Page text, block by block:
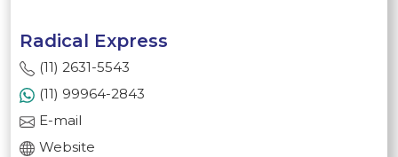
Radical Express
(11) 2631-5543
(11) 99964-2843
E-mail
Website